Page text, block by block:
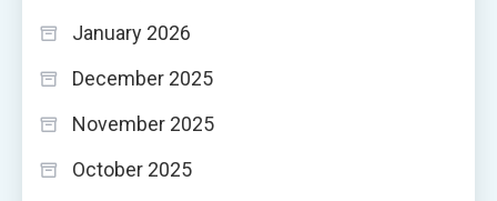
January 2026
December 2025
November 2025
October 2025